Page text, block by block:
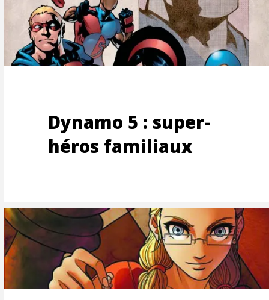
Dynamo 5 : super-
héros familiaux